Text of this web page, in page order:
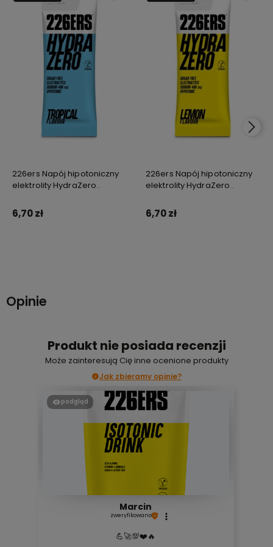
226ers Napój hipotoniczny
elektrolity HydraZero
6,70 zł
226ers Napój hipotoniczny
elektrolity HydraZero
6,70 zł
Opinie
Produkt nie posiada recenzji
Może zainteresują Cię inne ocenione produkty
Jak zbieramy opinie?
podgląd
Marcin
zweryfikowano
💪🚀💯❤️🔥